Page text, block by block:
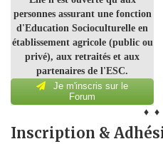
personnes assurant une fonction
d'Education Socioculturelle en
établissement agricole (public ou
privé), aux retraités et aux
partenaires de l'ESC.
Je m'inscris sur le
Forum
♦ ♦
Inscription &